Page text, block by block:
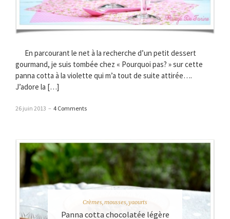
En parcourant le net à la recherche d’un petit dessert
gourmand, je suis tombée chez « Pourquoi pas? » sur cette
panna cotta à la violette qui m’a tout de suite attirée….
J’adore la […]
26 juin 2013 – 4 Comments
Crèmes, mousses, yaourts
Panna cotta chocolatée légère